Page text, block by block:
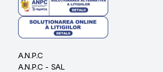
A.N.P.C
A.N.P.C - SAL